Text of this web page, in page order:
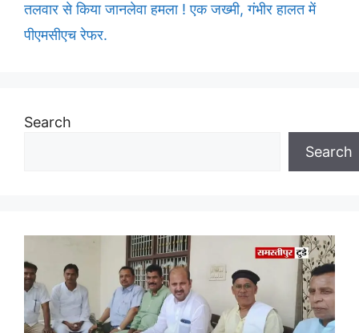
तलवार से किया जानलेवा हमला ! एक जख्मी, गंभीर हालत में
पीएमसीएच रेफर.
Search
Search